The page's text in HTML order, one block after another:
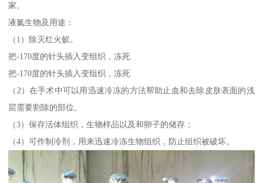
家。
液氮生物及用途：
（1）除灭红火蚁。
把-170度的针头插入变组织，冻死
把-170度的针头插入变组织，冻死
（2）在手术中可以用迅速冷冻的方法帮助止血和去除皮肤表面的浅
层需要割除的部位。
（3）保存活体组织，生物样品以及和卵子的储存；
（4）可作制冷剂，用来迅速冷冻生物组织，防止组织被破坏。